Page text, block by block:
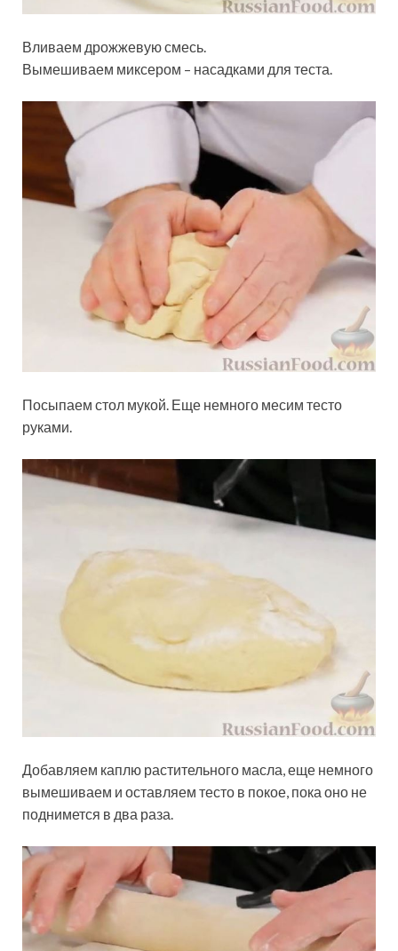
Вливаем дрожжевую смесь.
Вымешиваем миксером – насадками для теста.
Посыпаем стол мукой. Еще немного месим тесто
руками.
Добавляем каплю растительного масла, еще немного
вымешиваем и оставляем тесто в покое, пока оно не
поднимется в два раза.